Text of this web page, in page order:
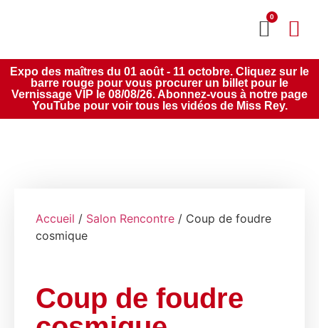
0
Expo des maîtres du 01 août - 11 octobre. Cliquez sur le
barre rouge pour vous procurer un billet pour le
Vernissage VIP le 08/08/26. Abonnez-vous à notre page
YouTube pour voir tous les vidéos de Miss Rey.
Accueil / Salon Rencontre / Coup de foudre
cosmique
Coup de foudre